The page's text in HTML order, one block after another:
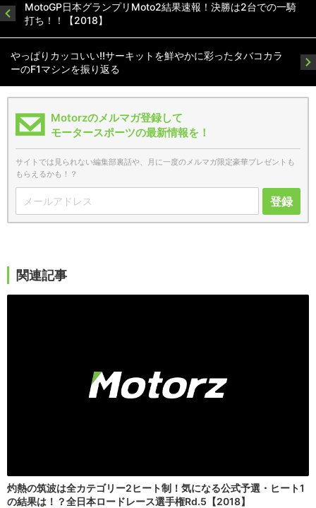
MotoGP日本グランプリMoto2結果速報！決勝は2台での一騎
打ち！！【2018】
やっぱりカッコいい!!サーキットを鮮やかに彩ったタバコカラ
ーのF1マシンを振り返る
Motorzのメルマガ登録して
モータースポーツの最新情報を！
サイトでは見られない編集部裏話や、月に一度のメルマガ限定豪華プレゼントも
もらえるかも！？
登録
関連記事
灼熱の筑波は全カテゴリー2ヒート制！気になる公式予選・ヒート1
の結果は！？全日本ロードレース選手権Rd.5【2018】